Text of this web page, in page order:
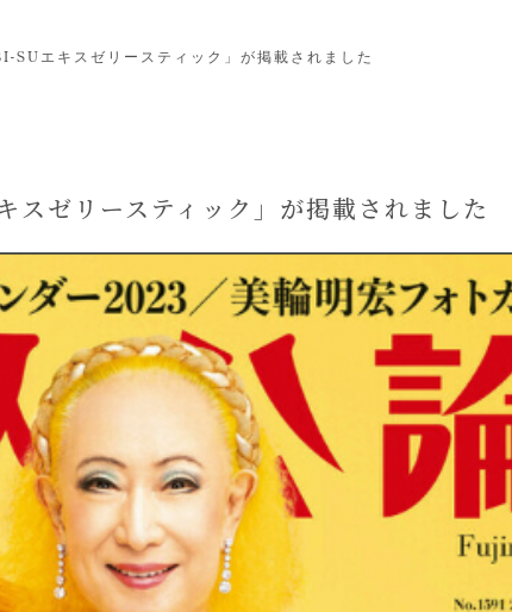
SUエキスゼリースティック」が掲載されました
ゼリースティック」が掲載されました